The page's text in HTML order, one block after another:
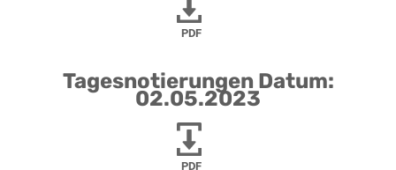
PDF
Tagesnotierungen Datum:
02.05.2023
PDF